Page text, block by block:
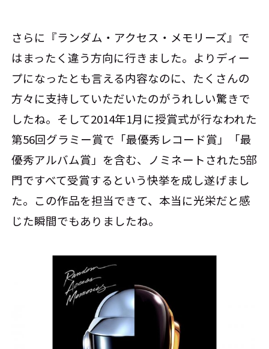
さらに『ランダム・アクセス・メモリーズ』で
はまったく違う方向に行きました。よりディー
プになったとも言える内容なのに、たくさんの
方々に支持していただいたのがうれしい驚きで
したね。そして2014年1月に授賞式が行なわれた
第56回グラミー賞で「最優秀レコード賞」「最
優秀アルバム賞」を含む、ノミネートされた5部
門ですべて受賞するという快挙を成し遂げまし
た。この作品を担当できて、本当に光栄だと感
じた瞬間でもありましたね。